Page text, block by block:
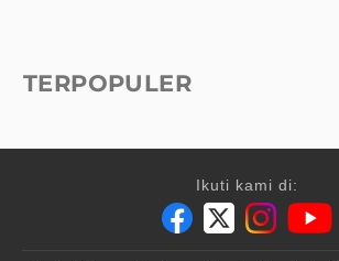
TERPOPULER
Ikuti kami di: